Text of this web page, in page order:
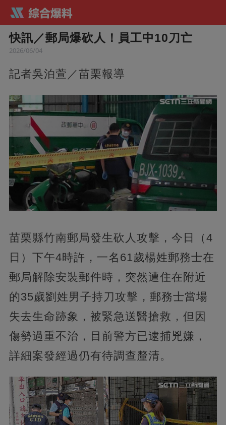
快訊／郵局爆砍人！員工中10刀亡
2026/06/04
記者吳泊萱／苗栗報導
苗栗縣竹南郵局發生砍人攻擊，今日（4
日）下午4時許，一名61歲楊姓郵務士在
郵局解除安裝郵件時，突然遭住在附近
的35歲劉姓男子持刀攻擊，郵務士當場
失去生命跡象，被緊急送醫搶救，但因
傷勢過重不治，目前警方已逮捕兇嫌，
詳細案發經過仍有待調查釐清。